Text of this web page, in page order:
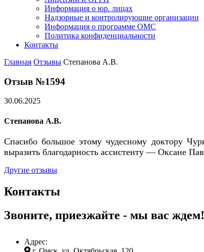
Информация о юр. лицах
Надзорные и контролирующие организации
Информация о программе ОМС
Политика конфиденциальности
Контакты
Главная Отзывы Степанова А.В.
Отзыв №1594
30.06.2025
Степанова А.В.
Спасибо большое этому чудесному доктору
выразить благодарность ассистенту — Оксане
Другие отзывы
Контакты
Звоните, приезжайте - мы вас ждем!
Адрес: